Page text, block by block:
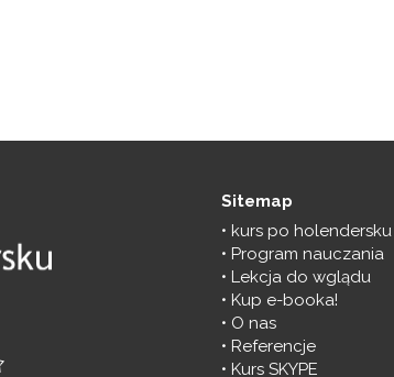
Sitemap
kurs po holendersku
Program nauczania
Lekcja do wglądu
Kup e-booka!
O nas
Referencje
Kurs SKYPE